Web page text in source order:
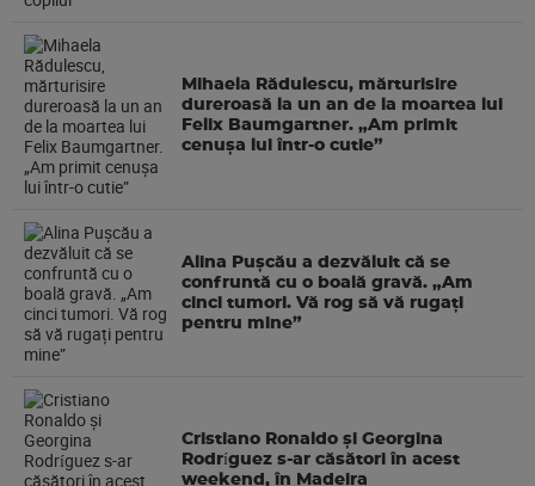
Mihaela Rădulescu, mărturisire
dureroasă la un an de la moartea lui
Felix Baumgartner. „Am primit
cenușa lui într-o cutie”
Alina Pușcău a dezvăluit că se
confruntă cu o boală gravă. „Am
cinci tumori. Vă rog să vă rugați
pentru mine”
Cristiano Ronaldo și Georgina
Rodríguez s-ar căsători în acest
weekend, în Madeira